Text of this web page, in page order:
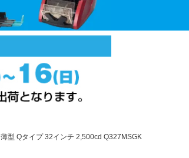
型 Qタイプ 32インチ 2,500cd Q327MSGK